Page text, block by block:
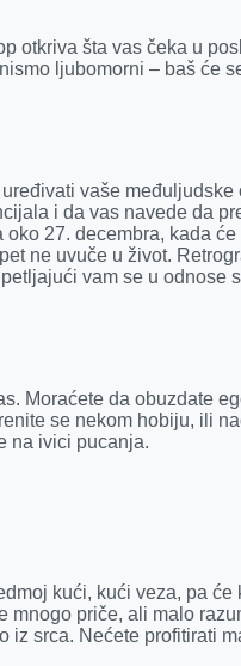
otkriva šta vas čeka u
ljubomorni – baš će
vaše
i da vas navede da
27. decembra, kada
ne uvuče u život.
vam se u odnose
Moraćete da obuzdate
se nekom hobiju, ili
na ivici pucanja.
kući, kući veza, pa
mnogo priče, ali malo
iz srca. Nećete profitirati